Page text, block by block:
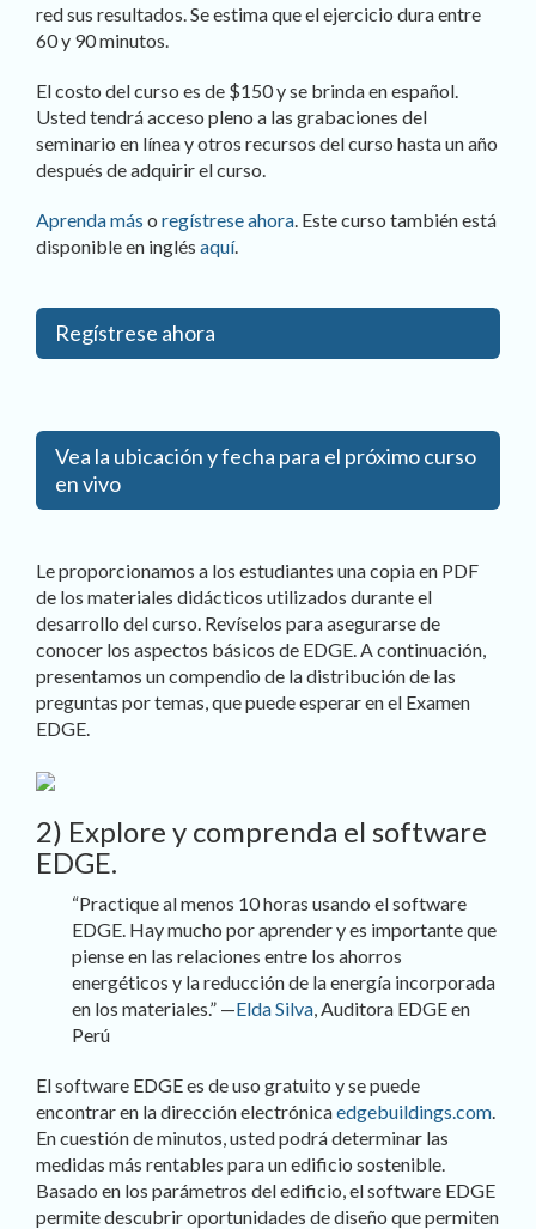
red sus resultados. Se estima que el ejercicio dura entre
60 y 90 minutos.
El costo del curso es de $150 y se brinda en español.
Usted tendrá acceso pleno a las grabaciones del
seminario en línea y otros recursos del curso hasta un año
después de adquirir el curso.
Aprenda más o regístrese ahora. Este curso también está
disponible en inglés aquí.
Regístrese ahora
Vea la ubicación y fecha para el próximo curso
en vivo
Le proporcionamos a los estudiantes una copia en PDF
de los materiales didácticos utilizados durante el
desarrollo del curso. Revíselos para asegurarse de
conocer los aspectos básicos de EDGE. A continuación,
presentamos un compendio de la distribución de las
preguntas por temas, que puede esperar en el Examen
EDGE.
2) Explore y comprenda el software
EDGE.
“Practique al menos 10 horas usando el software
EDGE. Hay mucho por aprender y es importante que
piense en las relaciones entre los ahorros
energéticos y la reducción de la energía incorporada
en los materiales.” —Elda Silva, Auditora EDGE en
Perú
El software EDGE es de uso gratuito y se puede
encontrar en la dirección electrónicaedgebuildings.com.
En cuestión de minutos, usted podrá determinar las
medidas más rentables para un edificio sostenible.
Basado en los parámetros del edificio, el software EDGE
permite descubrir oportunidades de diseño que permiten